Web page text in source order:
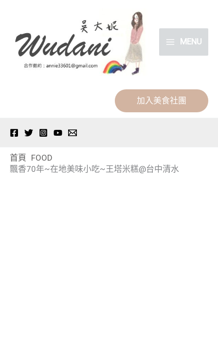
MENU
加入美食社團
首頁 FOOD
飄香70年~在地美味小吃~王塔米糕@台中清水